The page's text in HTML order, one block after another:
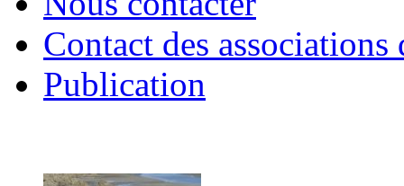
Contact des
Publication